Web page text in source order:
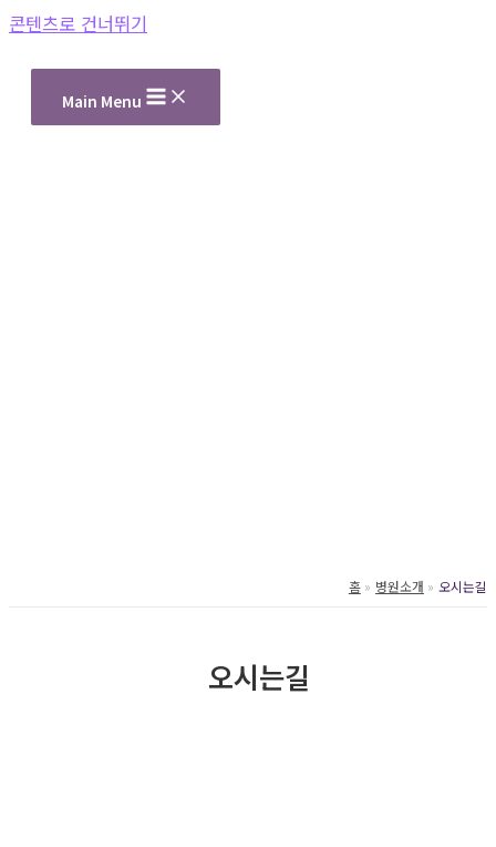
콘텐츠로 건너뛰기
Main Menu
홈 병원소개 오시는길
오시는길